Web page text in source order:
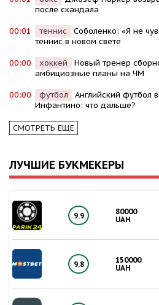
после скандала
00:01 теннис
Соболенко: «Я не
теннис в новом свете
00:00 хоккей
Новый тренер
амбициозные планы на ЧМ
00:00 футбол
Английский футбол
Инфантино: что дальше?
СМОТРЕТЬ ЕЩЕ
ЛУЧШИЕ БУКМЕКЕРЫ
9.9
80000
UAH
9.8
150000
UAH